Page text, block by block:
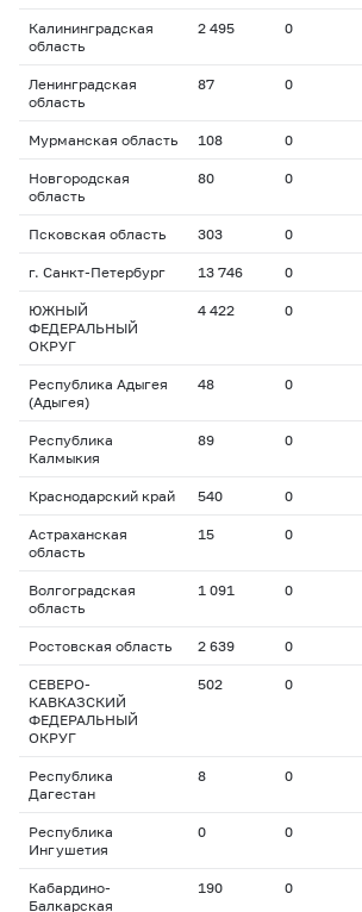
Калининградская
область
2 495 0
Ленинградская
область
87 0
Мурманская область 108 0
Новгородская
область
80 0
Псковская область 303 0
г. Санкт-Петербург 13 746 0
ЮЖНЫЙ
ФЕДЕРАЛЬНЫЙ
ОКРУГ
4 422 0
Республика Адыгея
(Адыгея)
48 0
Республика
Калмыкия
89 0
Краснодарский край 540 0
Астраханская
область
15 0
Волгоградская
область
1 091 0
Ростовская область 2 639 0
СЕВЕРО-
КАВКАЗСКИЙ
ФЕДЕРАЛЬНЫЙ
ОКРУГ
502 0
Республика
Дагестан
8 0
Республика
Ингушетия
0 0
Кабардино-
Балкарская
190 0